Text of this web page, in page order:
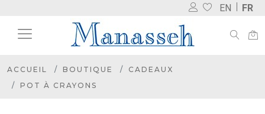
EN FR
ACCUEIL BOUTIQUE
CADEAUX
POT À CRAYONS